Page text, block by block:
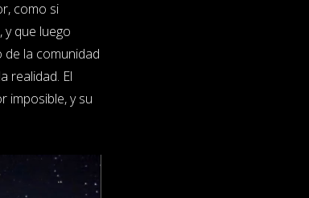
como si
que luego
la comunidad
realidad. El
imposible, y su